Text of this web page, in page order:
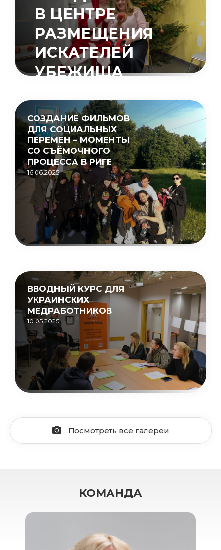
В ЦЕНТРЕ
РАЗМЕЩЕНИЯ
ИСКАТЕЛЕЙ
УБЕЖИЩА
15.05.2026.
СОЗДАНИЕ ФИЛЬМОВ
ДЛЯ СОЦИАЛЬНЫХ
ПЕРЕМЕН – МОМЕНТЫ
СО СЪЁМОЧНОГО
ПРОЦЕССА В РИГЕ
16.06.2025.
ВВОДНЫЙ КУРС ДЛЯ
УКРАИНСКИХ
МЕДРАБОТНИКОВ
10.05.2025.
Посмотреть все галереи
КОМАНДА